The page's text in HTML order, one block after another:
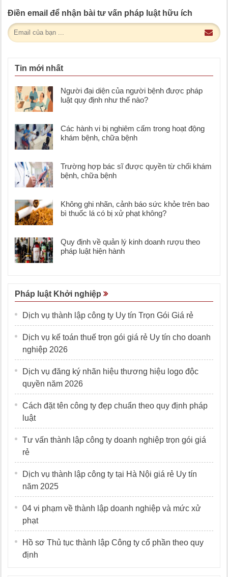
Điền email để nhận bài tư vấn pháp luật hữu ích
Tin mới nhất
Người đại diện của người bệnh được pháp
luật quy định như thế nào?
Các hành vi bị nghiêm cấm trong hoạt động
khám bệnh, chữa bệnh
Trường hợp bác sĩ được quyền từ chối khám
bệnh, chữa bệnh
Không ghi nhãn, cảnh báo sức khỏe trên bao
bì thuốc lá có bị xử phạt không?
Quy định về quản lý kinh doanh rượu theo
pháp luật hiện hành
Pháp luật Khởi nghiệp
Dịch vụ thành lập công ty Uy tín Trọn Gói Giá rẻ
Dịch vụ kế toán thuế trọn gói giá rẻ Uy tín cho doanh
nghiệp 2026
Dịch vụ đăng ký nhãn hiệu thương hiệu logo độc
quyền năm 2026
Cách đặt tên công ty đẹp chuẩn theo quy định pháp
luật
Tư vấn thành lập công ty doanh nghiệp trọn gói giá
rẻ
Dịch vụ thành lập công ty tại Hà Nội giá rẻ Uy tín
năm 2025
04 vi phạm về thành lập doanh nghiệp và mức xử
phạt
Hồ sơ Thủ tục thành lập Công ty cổ phần theo quy
định